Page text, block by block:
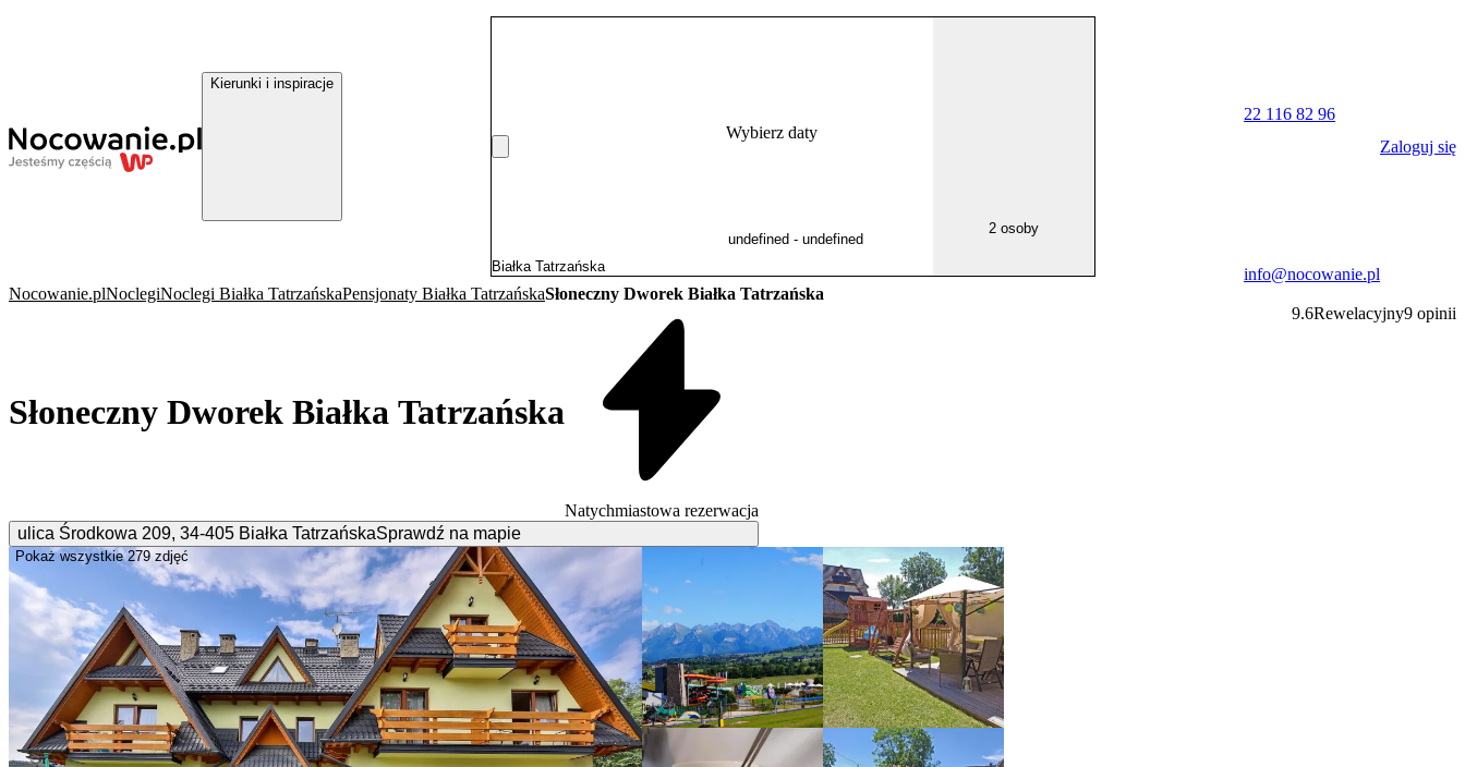
Kierunki i inspiracje
Wybierz daty
2 osoby
22 116 82 96
info@nocowanie.pl
Zaloguj się
Nocowanie.plNoclegiNoclegi Białka TatrzańskaPensjonaty Białka TatrzańskaSłoneczny Dworek Białka Tatrzańska
Słoneczny Dworek Białka Tatrzańska
Natychmiastowa rezerwacja
ulica Środkowa 209, 34-405 Białka TatrzańskaSprawdź na mapie
9.6Rewelacyjny9 opinii
Pokaż wszystkie 279 zdjęć